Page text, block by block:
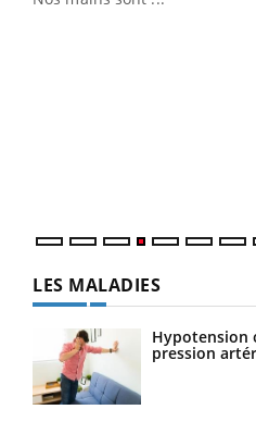
LES MALADIES
Hypotension
pression